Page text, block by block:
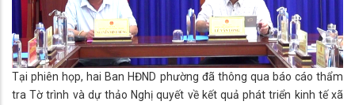
Tại phiên họp, hai Ban HĐND phường đã thông qua báo cáo thẩm
tra Tờ trình và dự thảo Nghị quyết về kết quả phát triển kinh tế xã